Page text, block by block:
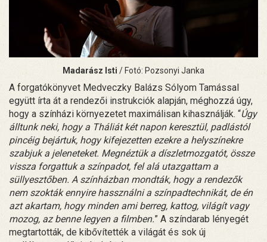
Madarász Isti / Fotó: Pozsonyi Janka
A forgatókönyvet Medveczky Balázs Sólyom Tamással
együtt írta át a rendezői instrukciók alapján, méghozzá úgy,
hogy a színházi környezetet maximálisan kihasználják. “Úgy
álltunk neki, hogy a Tháliát két napon keresztül, padlástól
pincéig bejártuk, hogy kifejezetten ezekre a helyszínekre
szabjuk a jeleneteket. Megnéztük a díszletmozgatót, össze
vissza forgattuk a színpadot, fel alá utazgattam a
süllyesztőben. A színházban mondták, hogy a rendezők
nem szokták ennyire hassználni a színpadtechnikát, de én
azt akartam, hogy minden ami berreg, kattog, világít vagy
mozog, az benne legyen a filmben.” A színdarab lényegét
megtartották, de kibővítették a világát és sok új